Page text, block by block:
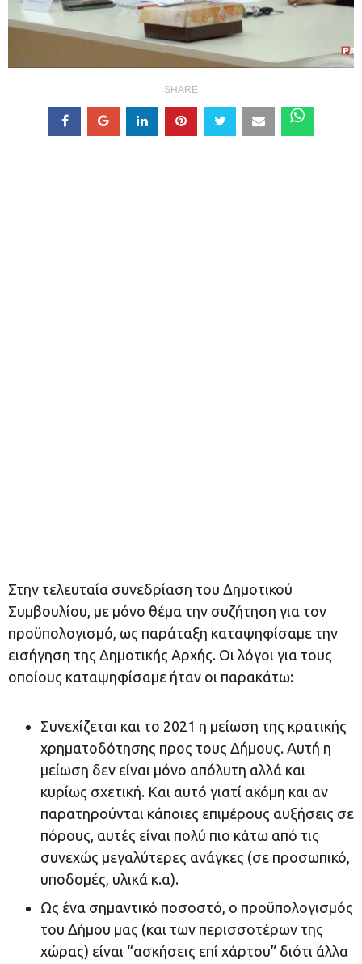
SHARE
Στην τελευταία συνεδρίαση του Δημοτικού
Συμβουλίου, με μόνο θέμα την συζήτηση για τον
προϋπολογισμό, ως παράταξη καταψηφίσαμε την
εισήγηση της Δημοτικής Αρχής. Οι λόγοι για τους
οποίους καταψηφίσαμε ήταν οι παρακάτω:
Συνεχίζεται και το 2021 η μείωση της κρατικής
χρηματοδότησης προς τους Δήμους. Αυτή η
μείωση δεν είναι μόνο απόλυτη αλλά και
κυρίως σχετική. Και αυτό γιατί ακόμη και αν
παρατηρούνται κάποιες επιμέρους αυξήσεις σε
πόρους, αυτές είναι πολύ πιο κάτω από τις
συνεχώς μεγαλύτερες ανάγκες (σε προσωπικό,
υποδομές, υλικά κ.α).
Ως ένα σημαντικό ποσοστό, ο προϋπολογισμός
του Δήμου μας (και των περισσοτέρων της
χώρας) είναι “ασκήσεις επί χάρτου” διότι άλλα